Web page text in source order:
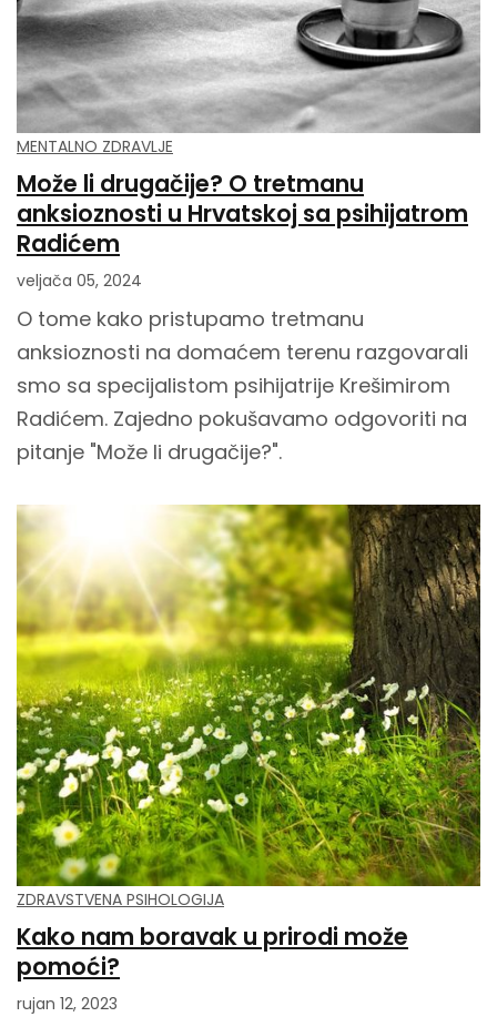
MENTALNO ZDRAVLJE
Može li drugačije? O tretmanu
anksioznosti u Hrvatskoj sa psihijatrom
Radićem
veljača 05, 2024
O tome kako pristupamo tretmanu
anksioznosti na domaćem terenu razgovarali
smo sa specijalistom psihijatrije Krešimirom
Radićem. Zajedno pokušavamo odgovoriti na
pitanje "Može li drugačije?".
ZDRAVSTVENA PSIHOLOGIJA
Kako nam boravak u prirodi može
pomoći?
rujan 12, 2023